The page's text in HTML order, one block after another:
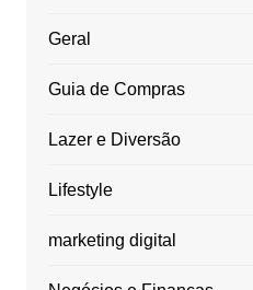
Geral
Guia de Compras
Lazer e Diversão
Lifestyle
marketing digital